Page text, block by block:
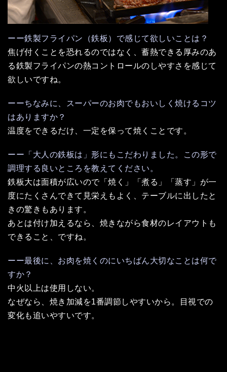
ーー鉄製フライパン（鉄板）で感じて欲しいことは？
焦げ付くことを恐れるのではなく、蓄熱できる厚みのあ
る鉄製フライパンの熱コントロールのしやすさを感じて
欲しいですね。
ーーちなみに、スーパーのお肉でもおいしく焼けるコツ
はありますか？
温度をできるだけ、一定を保って焼くことです。
ーー「大人の鉄板は」形にもこだわりました。この形で
調理する良いところを教えてください。
鉄板大は面積が広いので「焼く」「煮る」「蒸す」が一
度にたくさんできて見栄えもよく、テーブルに出したと
きの驚きもあります。
あとは付け加えるなら、焼きながら食材のレイアウトも
できること、ですね。
ーー最後に、お肉を焼くのにいちばん大切なことは何で
すか？
中火以上は使用しない。
なぜなら、焼き加減を1番調節しやすいから。目視での
変化も追いやすいです。